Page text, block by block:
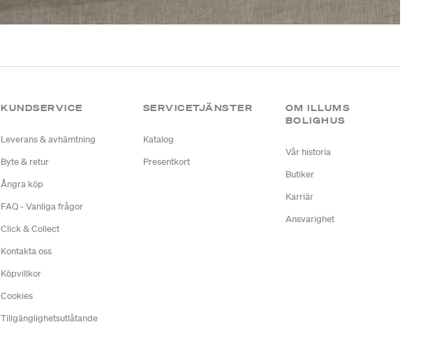
KUNDSERVICE
Leverans & avhämtning
Byte & retur
Ångra köp
FAQ - Vanliga frågor
Click & Collect
Kontakta oss
Köpvillkor
Cookies
Tillgänglighetsutlåtande
SERVICETJÄNSTER
Katalog
Presentkort
OM ILLUMS
BOLIGHUS
Vår historia
Butiker
Karriär
Ansvarighet